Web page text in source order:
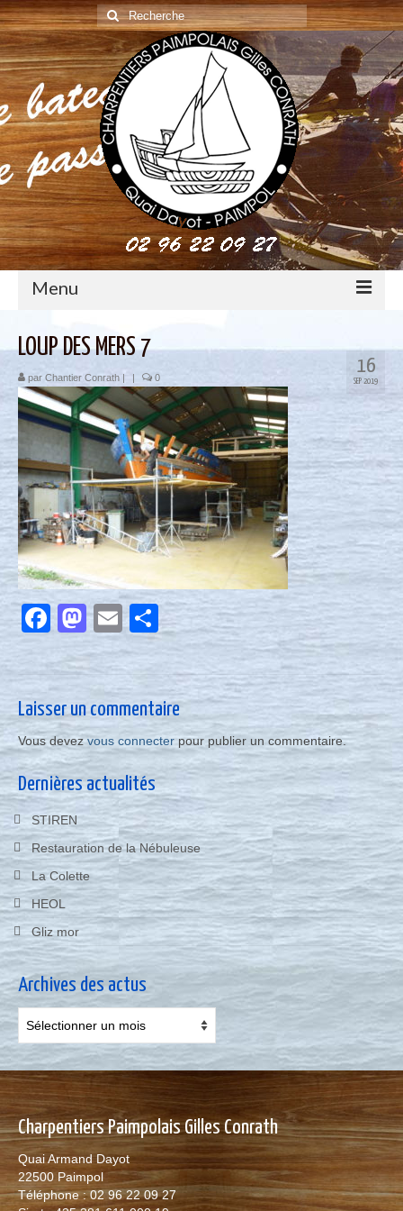
Rechercher
:
Menu
construction : le métier de charpentier de marine
Restauration de bateaux bois
Nous contacter
Actualités
16
SEP 2019
LOUP DES MERS 7
par Chantier Conrath | | 0
Facebook
Mastodon
EmailPartager
Laisser un commentaire
Vous devezvous connecter pour publier un commentaire.
Dernières actualités
STIREN
Restauration de la Nébuleuse
La Colette
HEOL
Gliz mor
Archives des actus
Archives
des
Charpentiers Paimpolais Gilles Conrath
Quai Armand Dayot
22500 Paimpol
Téléphone : 02 96 22 09 27